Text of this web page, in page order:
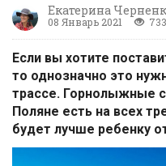
Екатерина
08 Январь 2021
Если вы хотите
то однозначно это
трассе. Горнолыжные
Поляне есть на всех
будет лучше ребенку